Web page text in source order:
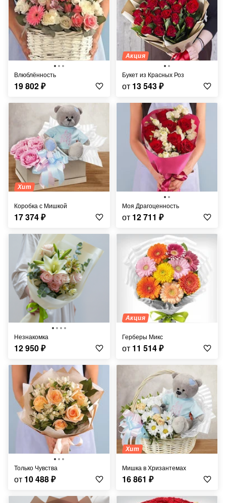
Влюблённость
19 802₽
Акция
Букет из Красных Роз
от 13 543₽
Хит
Коробка с Мишкой
17 374₽
Моя Драгоценность
от 12 711 ₽
Незнакомка
12 950₽
Акция
Герберы Микс
от 11 514₽
Только Чувства
от 10 488₽
Хит
Мишка в Хризантемах
16 861 ₽